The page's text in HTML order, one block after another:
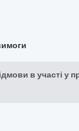
в участі у